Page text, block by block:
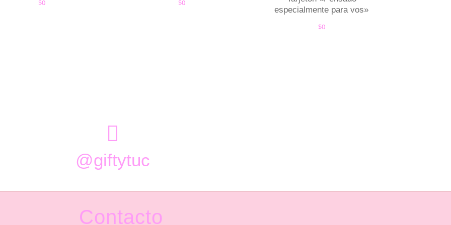
$0 $0
especialmente para vos»
$0

@giftytuc
Contacto